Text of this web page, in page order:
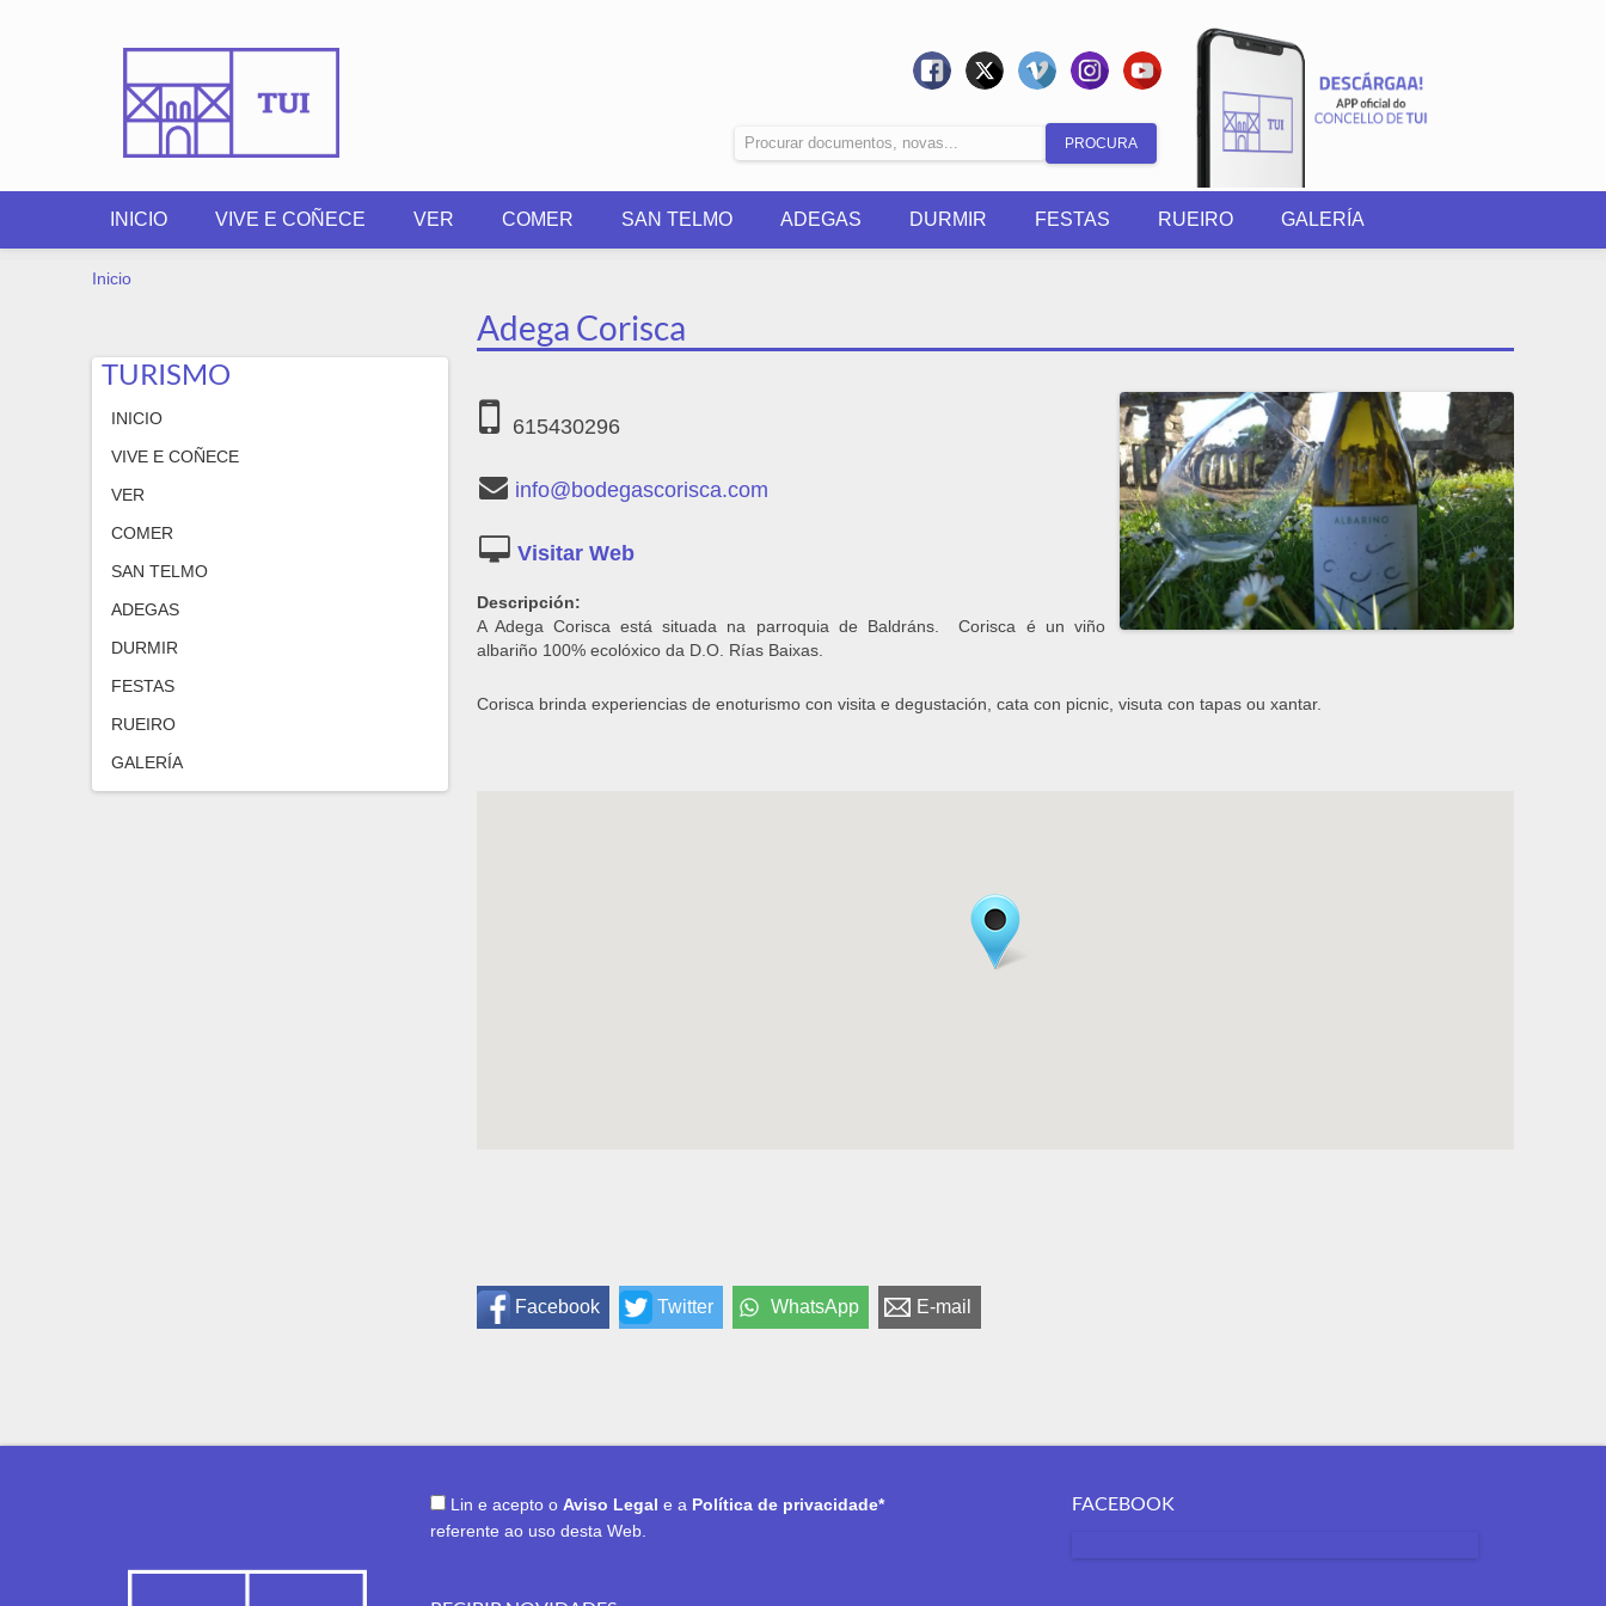
Formulario
de
busca
INICIO VIVE E COÑECE VER COMER SAN TELMO ADEGAS DURMIR FESTAS RUEIRO GALERÍA
VOSTEDE ESTÁ AQUÍ
Inicio
TURISMO
INICIO
VIVE E COÑECE
VER
COMER
SAN TELMO
ADEGAS
DURMIR
FESTAS
RUEIRO
GALERÍA
Adega Corisca
615430296
info@bodegascorisca.com
https://bodegascorisca.com/
Descripción:
A Adega Corisca está situada na parroquia de Baldráns. Corisca é un viño
albariño 100% ecolóxico da D.O. Rías Baixas.
Corisca brinda experiencias de enoturismo con visita e degustación, cata con picnic, visuta con tapas ou xantar.
Facebook Twitter WhatsApp E-mail
Lin e acepto o Aviso Legal e a Política de privacidade*
referente ao uso desta Web.
FACEBOOK